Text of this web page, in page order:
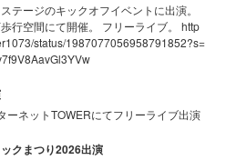
テージのキックオフイベントに出演。
行空間にて開催。 フリーライブ。 http
status/1987077056958791852?s=
ーネットTOWERにてフリーライブ出演
クまつり2026出演